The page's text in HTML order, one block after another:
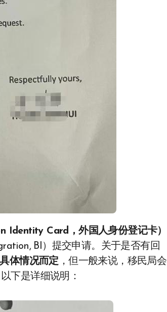
Card，外国人身份登记卡）
BI）提交申请。关于是否有回
体情况而定，但一般来说，移民局会
下是详细说明：